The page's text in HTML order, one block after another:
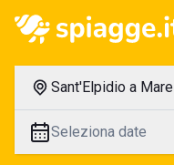
Sant'Elpidio a Mare
Seleziona date